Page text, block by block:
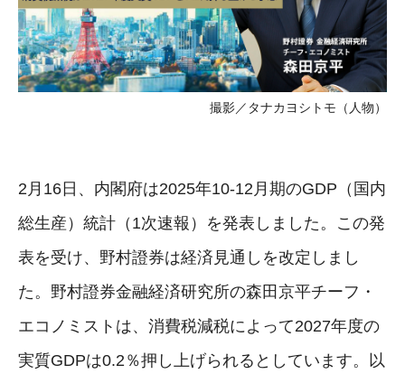
撮影／タナカヨシトモ（人物）
2月16日、内閣府は2025年10-12月期のGDP（国内
総生産）統計（1次速報）を発表しました。この発
表を受け、野村證券は経済見通しを改定しまし
た。野村證券金融経済研究所の森田京平チーフ・
エコノミストは、消費税減税によって2027年度の
実質GDPは0.2％押し上げられるとしています。以